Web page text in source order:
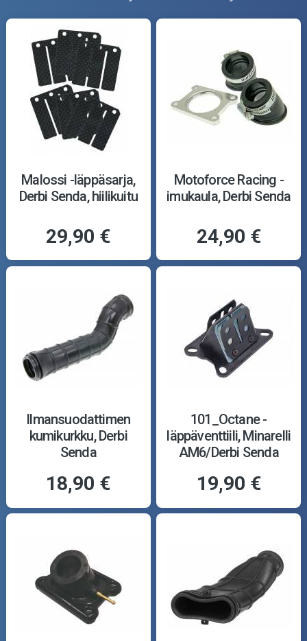
Malossi -läppäsarja,
Derbi Senda, hiilikuitu
29,90 €
Motoforce Racing -
imukaula, Derbi Senda
24,90 €
Ilmansuodattimen
kumikurkku, Derbi
Senda
18,90 €
101_Octane -
läppäventtiili, Minarelli
AM6/Derbi Senda
19,90 €